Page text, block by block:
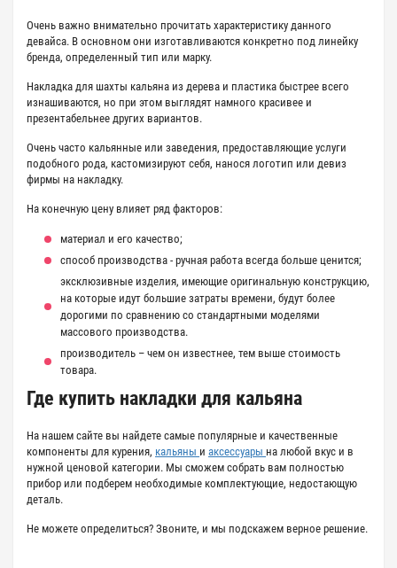
Очень важно внимательно прочитать характеристику данного
девайса. В основном они изготавливаются конкретно под линейку
бренда, определенный тип или марку.
Накладка для шахты кальяна из дерева и пластика быстрее всего
изнашиваются, но при этом выглядят намного красивее и
презентабельнее других вариантов.
Очень часто кальянные или заведения, предоставляющие услуги
подобного рода, кастомизируют себя, нанося логотип или девиз
фирмы на накладку.
На конечную цену влияет ряд факторов:
материал и его качество;
способ производства - ручная работа всегда больше ценится;
эксклюзивные изделия, имеющие оригинальную конструкцию,
на которые идут большие затраты времени, будут более
дорогими по сравнению со стандартными моделями
массового производства.
производитель – чем он известнее, тем выше стоимость
товара.
Где купить накладки для кальяна
На нашем сайте вы найдете самые популярные и качественные
компоненты для курения, кальяны и аксессуары на любой вкус и в
нужной ценовой категории. Мы сможем собрать вам полностью
прибор или подберем необходимые комплектующие, недостающую
деталь.
Не можете определиться? Звоните, и мы подскажем верное решение.